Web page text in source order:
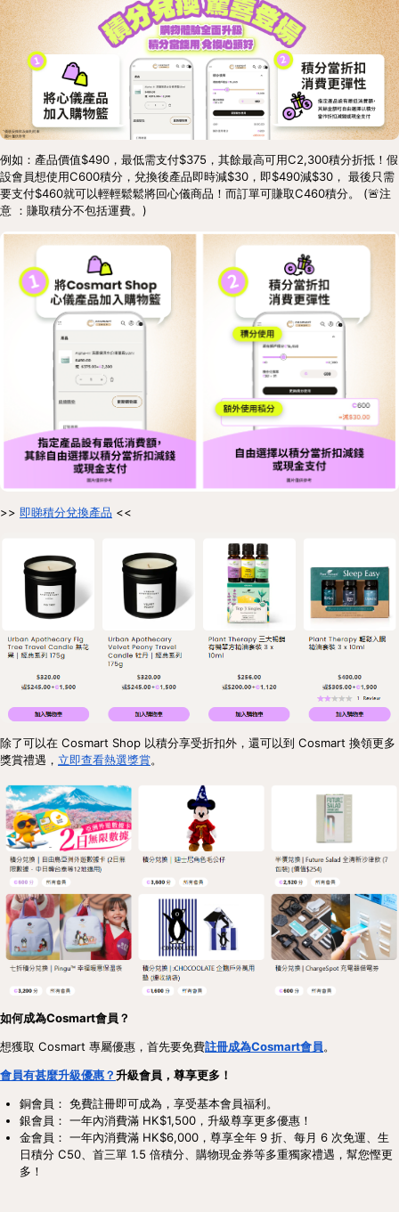
例如：產品價值$490，最低需支付$375，其餘最高可用C2,300積分折抵！假
設會員想使用C600積分，兌換後產品即時減$30，即$490減$30， 最後只需
要支付$460就可以輕輕鬆鬆將回心儀商品！而訂單可賺取C460積分。 (🚨注
意 ：賺取積分不包括運費。)
>> 即睇積分兌換產品 <<
除了可以在 Cosmart Shop 以積分享受折扣外，還可以到 Cosmart 換領更多
獎賞禮遇， 立即查看熱選獎賞。
如何成為Cosmart會員？
想獲取 Cosmart 專屬優惠，首先要免費註冊成為Cosmart會員。
會員有甚麼升級優惠？升級會員，尊享更多！
銅會員： 免費註冊即可成為，享受基本會員福利。
銀會員： 一年內消費滿 HK$1,500，升級尊享更多優惠！
金會員： 一年內消費滿 HK$6,000，尊享全年 9 折、每月 6 次免運、生
日積分 C50、首三單 1.5 倍積分、購物現金券等多重獨家禮遇，幫您慳更
多！